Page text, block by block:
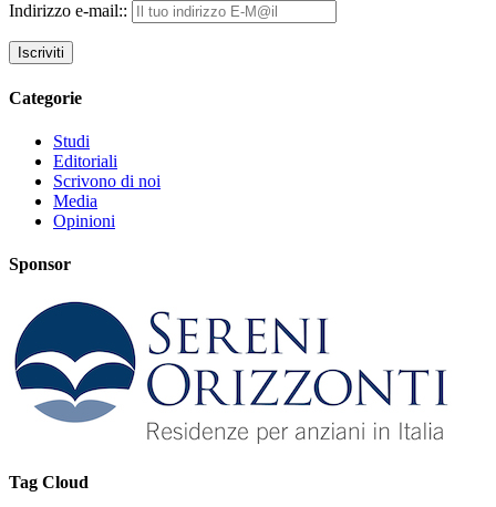
Indirizzo e-mail::
Categorie
Studi
Editoriali
Scrivono di noi
Media
Opinioni
Sponsor
Tag Cloud